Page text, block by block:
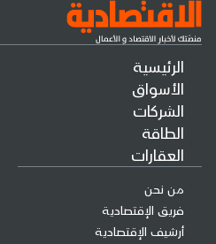
الرئيسية
الأسواق
الشركات
الطاقة
العقارات
من نحن
فريق الإقتصادية
أرشيف الإقتصادية